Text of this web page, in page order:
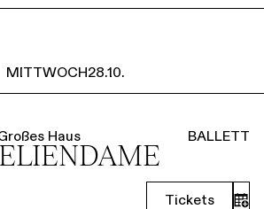
MITTWOCH28.10.
Haus BALLETT
Tickets